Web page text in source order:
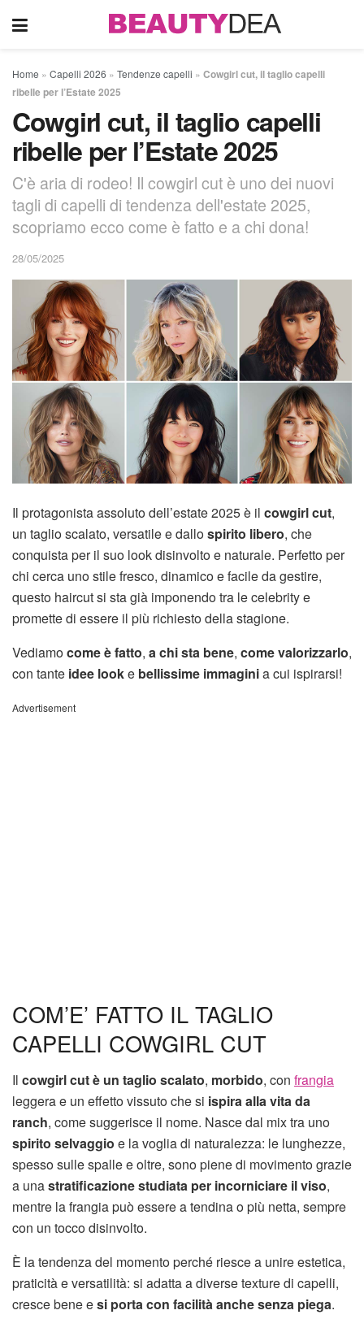
Home » Capelli 2026 » Tendenze capelli » Cowgirl cut, il taglio capelli
ribelle per l’Estate 2025
Cowgirl cut, il taglio capelli
ribelle per l’Estate 2025
C'è aria di rodeo! Il cowgirl cut è uno dei nuovi
tagli di capelli di tendenza dell'estate 2025,
scopriamo ecco come è fatto e a chi dona!
28/05/2025
Il protagonista assoluto dell’estate 2025 è il cowgirl cut,
un taglio scalato, versatile e dallospirito libero, che
conquista per il suo look disinvolto e naturale. Perfetto per
chi cerca uno stile fresco, dinamico e facile da gestire,
questo haircut si sta già imponendo tra le celebrity e
promette di essere il più richiesto della stagione.
Vediamocome è fatto, a chi sta bene, come valorizzarlo,
con tante idee looke bellissime immaginia cui ispirarsi!
Advertisement
COM’E’ FATTO IL TAGLIO
CAPELLI COWGIRL CUT
Il cowgirl cutè un taglio scalato, morbido, con frangia
leggera e un effetto vissuto che si ispira alla vita da
ranch, come suggerisce il nome. Nasce dal mix tra uno
spirito selvaggio e la voglia di naturalezza: le lunghezze,
spesso sulle spalle e oltre, sono piene di movimento grazie
a unastratificazione studiata per incorniciare il viso,
mentre la frangia può essere a tendina o più netta, sempre
con un tocco disinvolto.
È la tendenza del momento perché riesce a unire estetica,
praticità e versatilità: si adatta a diverse texture di capelli,
cresce bene esi porta con facilità anche senza piega.